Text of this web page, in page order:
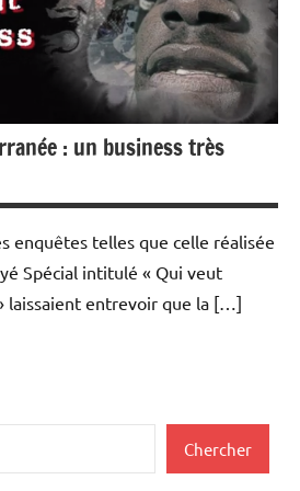
: un business très
enquêtes telles que celle réalisée
Spécial intitulé « Qui veut
laissaient entrevoir que la […]
Chercher